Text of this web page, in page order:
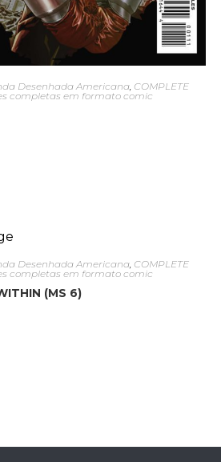
Desenhada Americana, COMPLETE
completas em formato comic
Desenhada Americana, COMPLETE
completas em formato comic
(MS 6)